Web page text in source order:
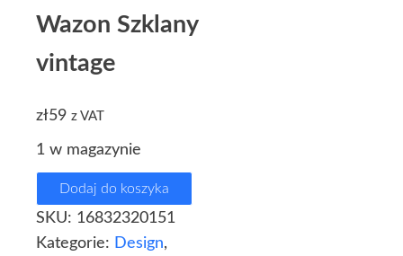
Wazon Szklany
vintage
zł59 z VAT
1 w magazynie
Dodaj do koszyka
SKU: 16832320151
Kategorie: Design,